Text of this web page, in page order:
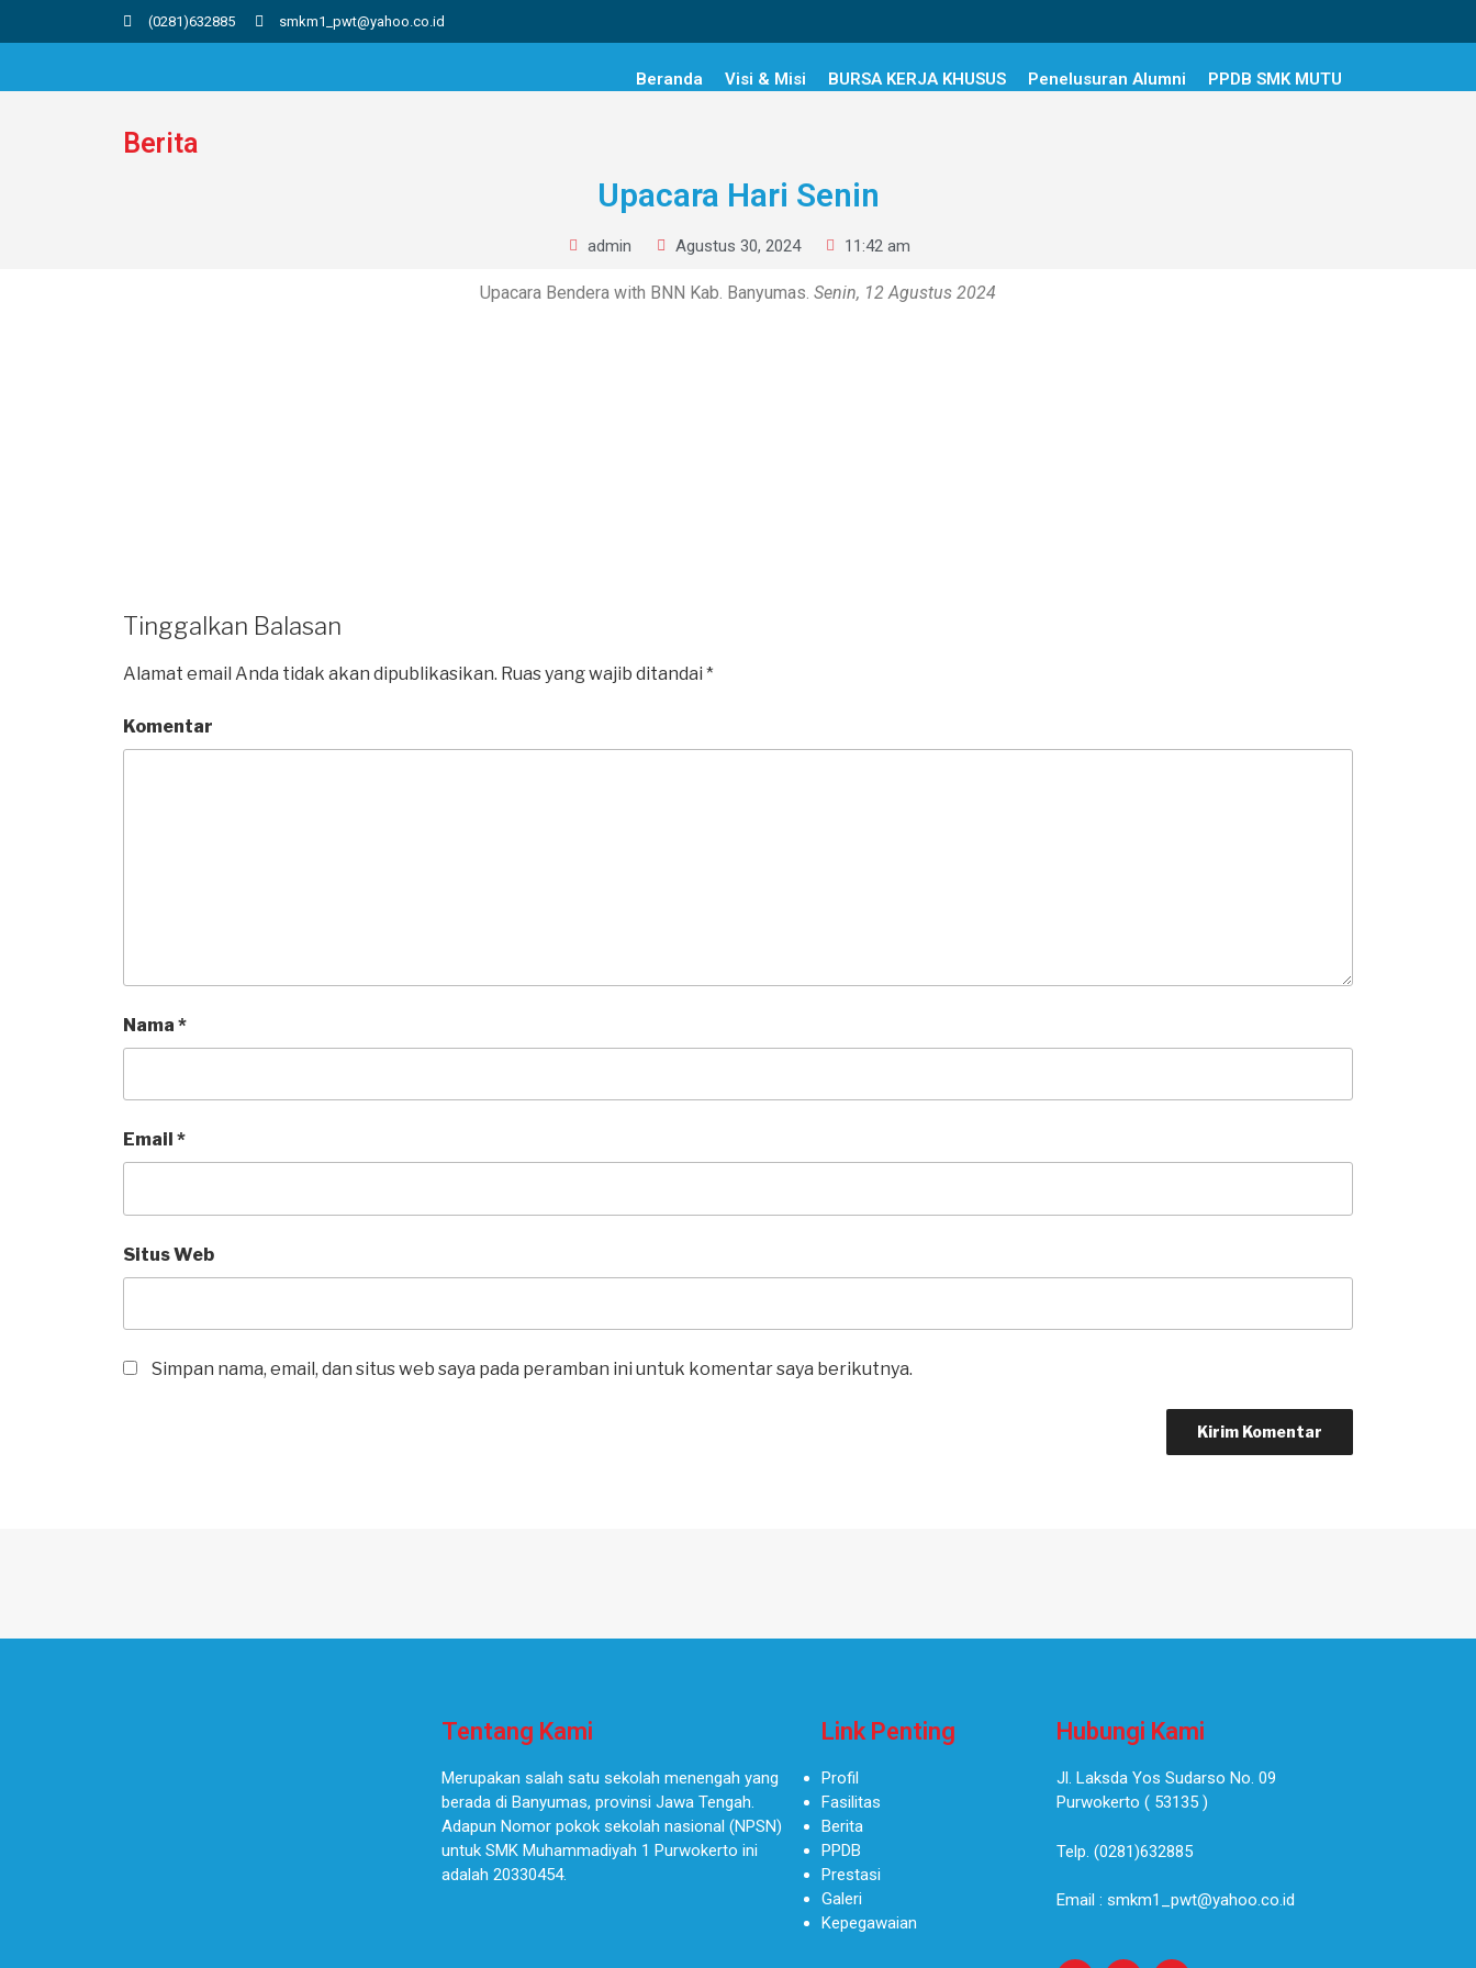
(0281)632885 smkm1_pwt@yahoo.co.id
Beranda Visi & Misi BURSA KERJA KHUSUS Penelusuran Alumni PPDB SMK MUTU
Berita
Upacara Hari Senin
admin Agustus 30, 2024 11:42 am
Upacara Bendera with BNN Kab. Banyumas. Senin, 12 Agustus 2024
Tinggalkan Balasan
Alamat email Anda tidak akan dipublikasikan. Ruas yang wajib ditandai *
Komentar
Nama *
Email *
Situs Web
Simpan nama, email, dan situs web saya pada peramban ini untuk komentar saya berikutnya.
Tentang Kami
Merupakan salah satu sekolah menengah yang
berada di Banyumas, provinsi Jawa Tengah.
Adapun Nomor pokok sekolah nasional (NPSN)
untuk SMK Muhammadiyah 1 Purwokerto ini
adalah 20330454.
Link Penting
Profil
Fasilitas
Berita
PPDB
Prestasi
Galeri
Kepegawaian
Hubungi Kami
Jl. Laksda Yos Sudarso No. 09
Purwokerto ( 53135 )​
Telp. (0281)632885
Email : smkm1_pwt@yahoo.co.id